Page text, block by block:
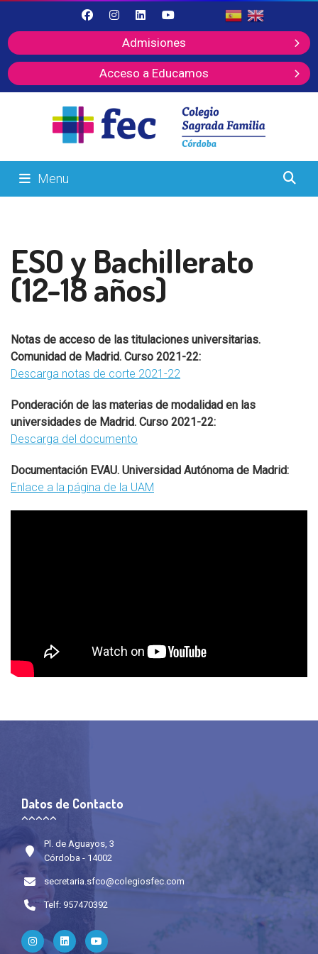
Admisiones
Acceso a Educamos
Menu
ESO y Bachillerato
(12-18 años)
Notas de acceso de las titulaciones universitarias.
Comunidad de Madrid. Curso 2021-22:
Descarga notas de corte 2021-22
Ponderación de las materias de modalidad en las
universidades de Madrid. Curso 2021-22:
Descarga del documento
Documentación EVAU. Universidad Autónoma de Madrid:
Enlace a la página de la UAM
Datos de Contacto
Pl. de Aguayos, 3
Córdoba - 14002
secretaria.sfco@colegiosfec.com
Telf: 957470392